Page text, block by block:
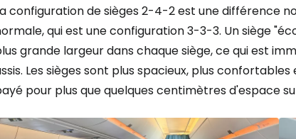
configuration de sièges 2-4-2 est une différence
qui est une configuration 3-3-3. Un siège
grande largeur dans chaque siège, ce qui est
Les sièges sont plus spacieux, plus
pour plus que quelques centimètres d'espace